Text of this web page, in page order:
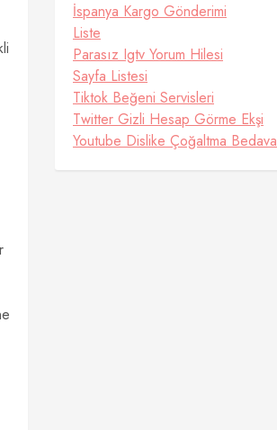
İspanya Kargo Gönderimi
Liste
Parasız Igtv Yorum Hilesi
Sayfa Listesi
Tiktok Beğeni Servisleri
Twitter Gizli Hesap Görme Ekşi
Youtube Dislike Çoğaltma Bedava